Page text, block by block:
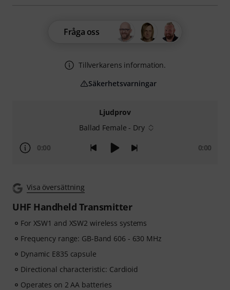
Ljudprov
Ballad Female - Dry
0:00 0:00
Visa översättning
UHF Handheld Transmitter
For XSW1 and XSW2 wireless systems
Frequency range: GB-Band 606 - 630 MHz
Dynamic E835 capsule
Directional characteristic: Cardioid
Operates on 2 AA batteries
Fråga oss
Tillverkarens information.
Säkerhetsvarningar